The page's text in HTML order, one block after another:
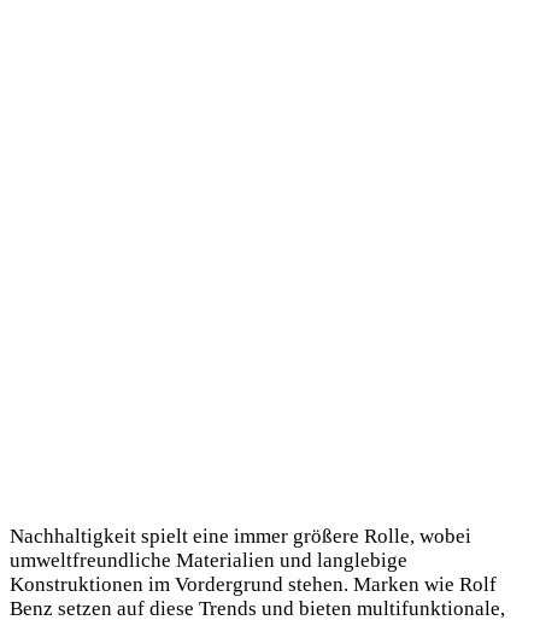
Nachhaltigkeit spielt eine immer größere Rolle, wobei
umweltfreundliche Materialien und langlebige
Konstruktionen im Vordergrund stehen. Marken wie Rolf
Benz setzen auf diese Trends und bieten multifunktionale,